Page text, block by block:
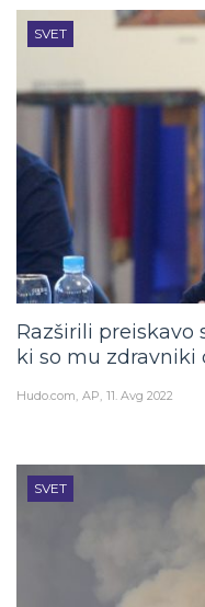
SVET
Razširili preiskavo
ki so mu
Hudo.com AP 11. Avg 2022
SVET